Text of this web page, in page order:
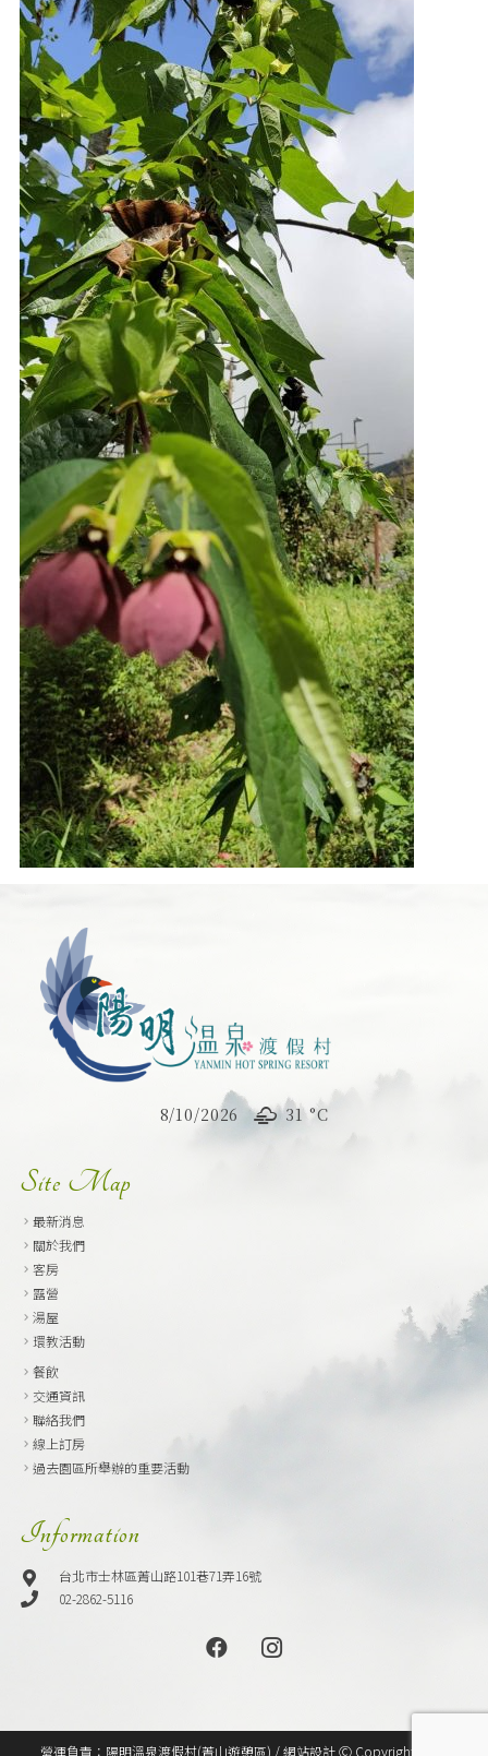
8/10/2026 31 °C
Site Map
最新消息
關於我們
客房
露營
湯屋
環教活動
餐飲
交通資訊
聯絡我們
線上訂房
過去園區所舉辦的重要活動
Information
台北市士林區菁山路101巷71弄16號
02-2862-5116
營運負責：陽明溫泉渡假村(菁山遊憩區) / 網站設計 Ⓒ Copyright 2020,